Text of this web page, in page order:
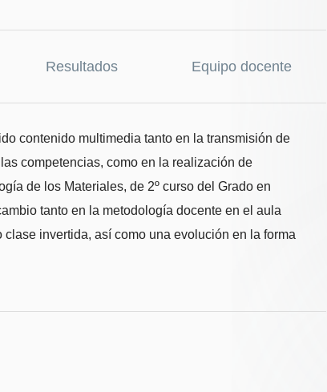
Resultados Equipo docente
contenido multimedia tanto en la transmisión de
competencias, como en la realización de
de los Materiales, de 2º curso del Grado en
tanto en la metodología docente en el aula
clase invertida, así como una evolución en la forma